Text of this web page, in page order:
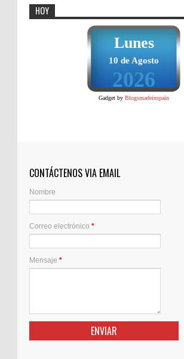
HOY
Lunes
10 de Agosto
2026
Gadget by Blogsmadeinspain
CONTÁCTENOS VIA EMAIL
Nombre
Correo electrónico *
Mensaje *